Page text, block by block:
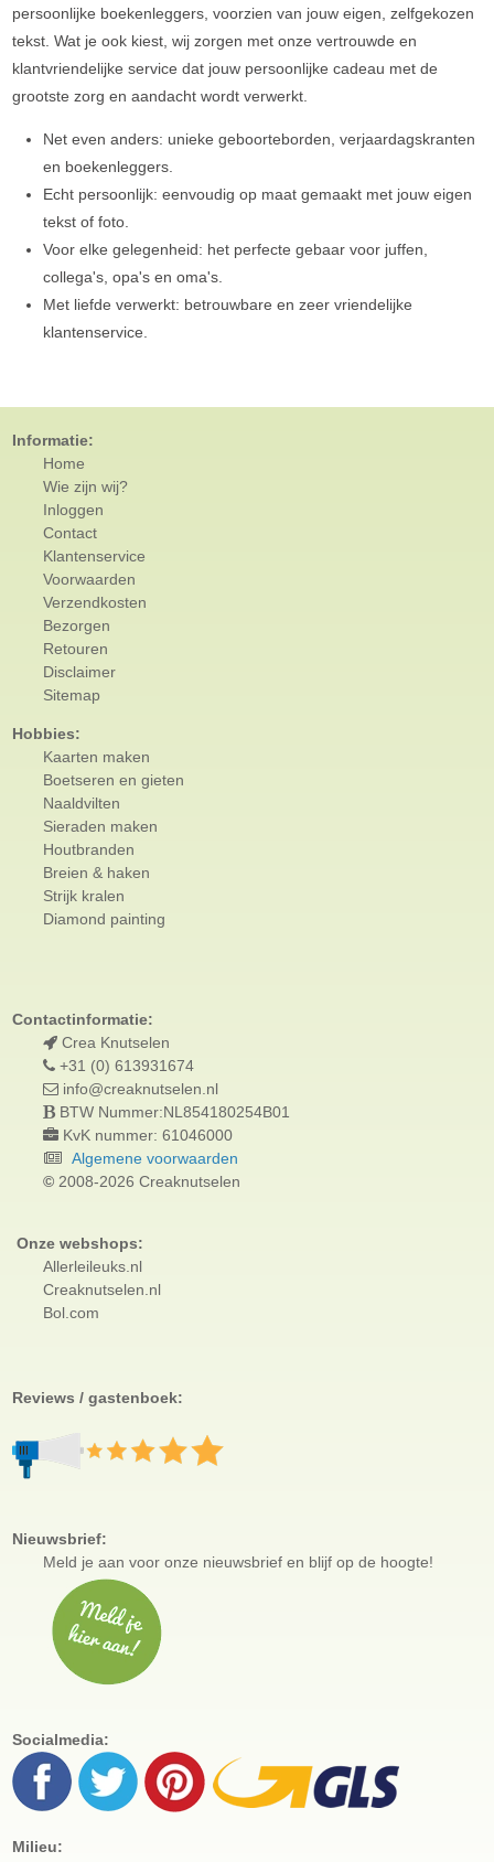
persoonlijke boekenleggers, voorzien van jouw eigen, zelfgekozen
tekst. Wat je ook kiest, wij zorgen met onze vertrouwde en
klantvriendelijke service dat jouw persoonlijke cadeau met de
grootste zorg en aandacht wordt verwerkt.
Net even anders: unieke geboorteborden, verjaardagskranten
en boekenleggers.
Echt persoonlijk: eenvoudig op maat gemaakt met jouw eigen
tekst of foto.
Voor elke gelegenheid: het perfecte gebaar voor juffen,
collega's, opa's en oma's.
Met liefde verwerkt: betrouwbare en zeer vriendelijke
klantenservice.
Informatie:
Home
Wie zijn wij?
Inloggen
Contact
Klantenservice
Voorwaarden
Verzendkosten
Bezorgen
Retouren
Disclaimer
Sitemap
Hobbies:
Kaarten maken
Boetseren en gieten
Naaldvilten
Sieraden maken
Houtbranden
Breien & haken
Strijk kralen
Diamond painting
Contactinformatie:
Crea Knutselen
+31 (0) 613931674
info@creaknutselen.nl
BTW Nummer:NL854180254B01
KvK nummer: 61046000
Algemene voorwaarden
© 2008-2026 Creaknutselen
Onze webshops:
Allerleileuks.nl
Creaknutselen.nl
Bol.com
Reviews / gastenboek:
Nieuwsbrief:
Meld je aan vooronze nieuwsbrief en blijf op de hoogte!
Socialmedia:
Milieu: